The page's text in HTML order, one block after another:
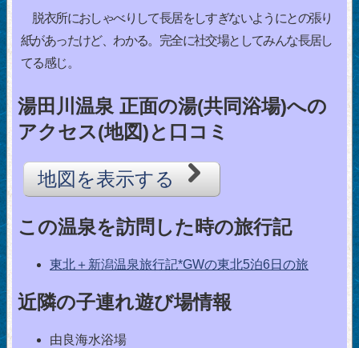
脱衣所におしゃべりして長居をしすぎないようにとの張り
紙があったけど、わかる。完全に社交場としてみんな長居し
てる感じ。
湯田川温泉 正面の湯(共同浴場)への
アクセス(地図)と口コミ
地図を表示する
この温泉を訪問した時の旅行記
東北＋新潟温泉旅行記*GWの東北5泊6日の旅
近隣の子連れ遊び場情報
由良海水浴場